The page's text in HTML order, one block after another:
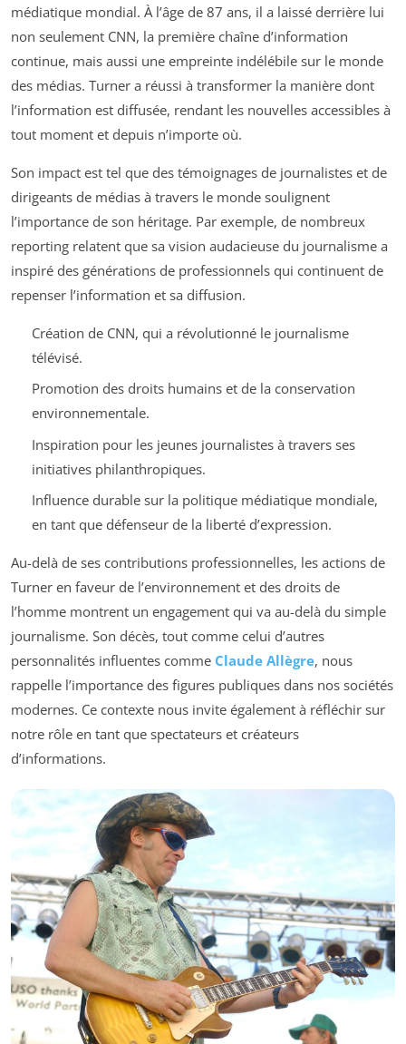
médiatique mondial. À l’âge de 87 ans, il a laissé derrière lui
non seulement CNN, la première chaîne d’information
continue, mais aussi une empreinte indélébile sur le monde
des médias. Turner a réussi à transformer la manière dont
l’information est diffusée, rendant les nouvelles accessibles à
tout moment et depuis n’importe où.
Son impact est tel que des témoignages de journalistes et de
dirigeants de médias à travers le monde soulignent
l’importance de son héritage. Par exemple, de nombreux
reporting relatent que sa vision audacieuse du journalisme a
inspiré des générations de professionnels qui continuent de
repenser l’information et sa diffusion.
Création de CNN, qui a révolutionné le journalisme
télévisé.
Promotion des droits humains et de la conservation
environnementale.
Inspiration pour les jeunes journalistes à travers ses
initiatives philanthropiques.
Influence durable sur la politique médiatique mondiale,
en tant que défenseur de la liberté d’expression.
Au-delà de ses contributions professionnelles, les actions de
Turner en faveur de l’environnement et des droits de
l’homme montrent un engagement qui va au-delà du simple
journalisme. Son décès, tout comme celui d’autres
personnalités influentes comme Claude Allègre, nous
rappelle l’importance des figures publiques dans nos sociétés
modernes. Ce contexte nous invite également à réfléchir sur
notre rôle en tant que spectateurs et créateurs
d’informations.